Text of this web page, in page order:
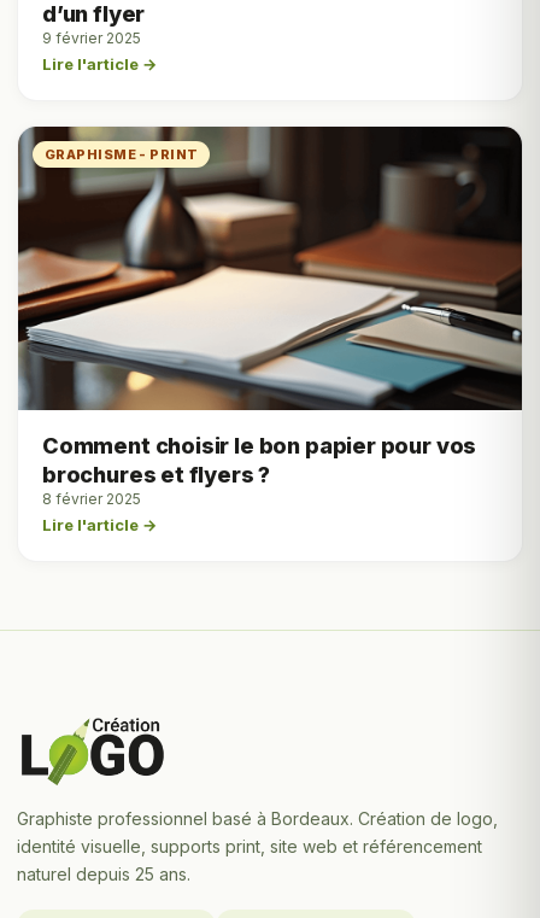
d’un flyer
9 février 2025
Lire l'article →
GRAPHISME - PRINT
Comment choisir le bon papier pour vos
brochures et flyers ?
8 février 2025
Lire l'article →
Graphiste professionnel basé à Bordeaux. Création de logo,
identité visuelle, supports print, site web et référencement
naturel depuis 25 ans.